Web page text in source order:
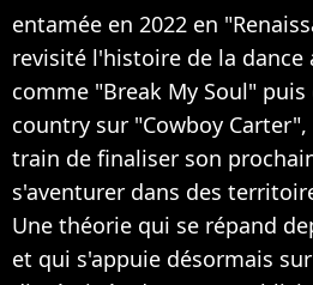
entamée en 2022 en
revisité l'histoire de la dance
comme "Break My Soul"
country sur "Cowboy
train de finaliser son
s'aventurer dans des
Une théorie qui se répand
et qui s'appuie désormais